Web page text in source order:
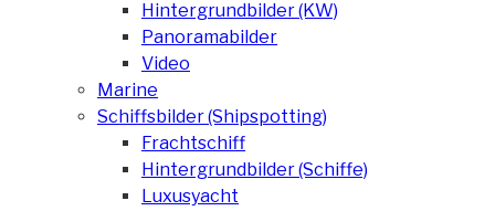
Hintergrundbilder (KW)
Panoramabilder
Video
Marine
Schiffsbilder (Shipspotting)
Frachtschiff
Hintergrundbilder (Schiffe)
Luxusyacht